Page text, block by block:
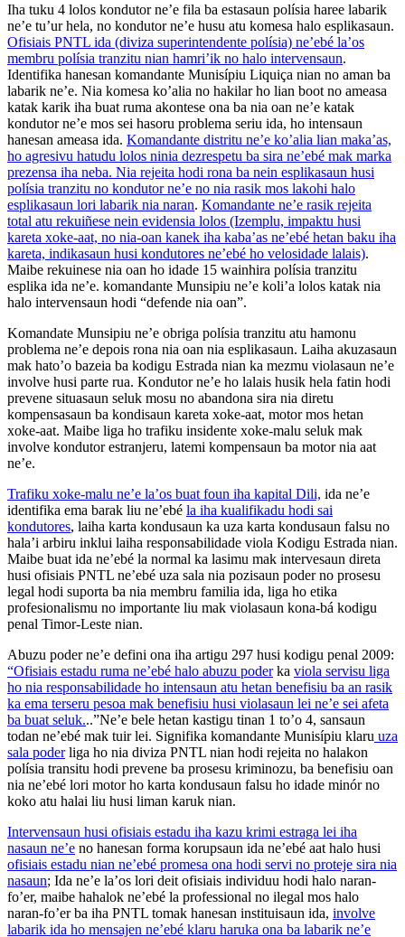
Iha tuku 4 lolos kondutor ne’e fila ba estasaun polísia haree labarik
ne’e tu’ur hela, no kondutor ne’e husu atu komesa halo esplikasaun.
Ofisiais PNTL ida (diviza superintendente polísia) ne’ebé la’os
membru polísia tranzitu nian hamri’ik no halo intervensaun.
Identifika hanesan komandante Munisípiu Liquiça nian no aman ba
labarik ne’e. Nia komesa ko’alia no hakilar ho lian boot no ameasa
katak karik iha buat ruma akontese ona ba nia oan ne’e katak
kondutor ne’e mos sei hasoru problema seriu ida, ho intensaun
hanesan ameasa ida. Komandante distritu ne’e ko’alia lian maka’as,
ho agresivu hatudu lolos ninia dezrespetu ba sira ne’ebé mak marka
prezensa iha neba. Nia rejeita hodi rona ba nein esplikasaun husi
polísia tranzitu no kondutor ne’e no nia rasik mos lakohi halo
esplikasaun lori labarik nia naran. Komandante ne’e rasik rejeita
total atu rekuiñese nein evidensia lolos (Izemplu, impaktu husi
kareta xoke-aat, no nia-oan kanek iha kaba’as ne’ebé hetan baku iha
kareta, indikasaun husi kondutores ne’ebé ho velosidade lalais).
Maibe rekuinese nia oan ho idade 15 wainhira polísia tranzitu
esplika ida ne’e. komandante Munsipiu ne’e koli’a lolos katak nia
halo intervensaun hodi “defende nia oan”.
Komandate Munsipiu ne’e obriga polísia tranzitu atu hamonu
problema ne’e depois rona nia oan nia esplikasaun. Laiha akuzasaun
mak hato’o bazeia ba kodigu Estrada nian ka mezmu violasaun ne’e
involve husi parte rua. Kondutor ne’e ho lalais husik hela fatin hodi
prevene situasaun seluk mosu no abandona sira nia diretu
kompensasaun ba kondisaun kareta xoke-aat, motor mos hetan
xoke-aat. Maibe liga ho trafiku insidente xoke-malu seluk mak
involve kondutor estranjeru, latemi kompensaun ba motor nia aat
ne’e.
Trafiku xoke-malu ne’e la’os buat foun iha kapital Dili, ida ne’e
identifika ema barak liu ne’ebé la iha kualifikadu hodi sai
kondutores, laiha karta kondusaun ka uza karta kondusaun falsu no
hala’i arbiru inklui laiha responsabilidade viola Kodigu Estrada nian.
Maibe buat ida ne’ebé la normal ka lasimu mak intervesaun direta
husi ofisiais PNTL ne’ebé uza sala nia pozisaun poder no prosesu
legal hodi suporta ba nia membru familia ida, liga ho etika
profesionalismu no importante liu mak violasaun kona-bá kodigu
penal Timor-Leste nian.
Abuzu poder ne’e defini ona iha artigu 297 husi kodigu penal 2009:
“Ofisiais estadu ruma ne’ebé halo abuzu poderka viola servisu liga
ho nia responsabilidade ho intensaun atu hetan benefisiu ba an rasik
ka ema terseru pesoa mak benefisiu husi violasaun lei ne’e sei afeta
ba buat seluk...”Ne’e bele hetan kastigu tinan 1 to’o 4, sansaun
todan ne’ebé mak tuir lei. Signifika komandante Munisípiu klaru uza
sala poderliga ho nia diviza PNTL nian hodi rejeita no halakon
polísia transitu hodi prevene ba prosesu kriminozu, ba benefisiu oan
nia ne’ebé lori motor ho karta kondusaun falsu ho idade minór no
koko atu halai liu husi liman karuk nian.
Intervensaun husi ofisiais estadu iha kazu krimi estraga lei iha
nasaun ne’e no hanesan forma korupsaun ida ne’ebé aat halo husi
ofisiais estadu nian ne’ebé promesa ona hodi servi no proteje sira nia
nasaun; Ida ne’e la’os lori deit ofisiais individuu hodi halo naran-
fo’er, maibe hahalok ne’ebé la professional no ilegal mos halo
naran-fo’er ba iha PNTL tomak hanesan instituisaun ida, involve
labarik ida ho mensajen ne’ebé klaru haruka ona ba labarik ne’e